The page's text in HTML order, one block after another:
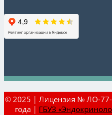
© 2025 | Лицензия № ЛО-77-
года | ГБУЗ